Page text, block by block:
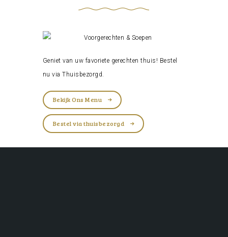
Geniet van uw favoriete gerechten thuis! Bestel
nu viaThuisbezorgd
Bekijk Ons Menu
Bestel via thuisbezorgd